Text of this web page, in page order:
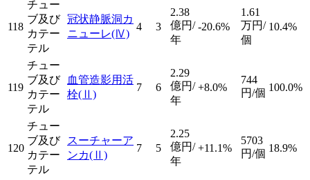
118
チュー
ブ及び
カテー
テル
冠状静脈洞カ
ニューレ(Ⅳ)
4 3
2.38
億円/
年
-20.6%
1.61
万円/
個
10.4%
119
チュー
ブ及び
カテー
テル
血管造影用活
栓(Ⅱ)
7 6
2.29
億円/
年
+8.0%
744
円/個 100.0%
120
チュー
ブ及び
カテー
テル
スーチャーア
ンカ(Ⅱ)
7 5
2.25
億円/
年
+11.1%
5703
円/個 18.9%